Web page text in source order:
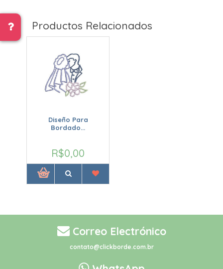
Productos Relacionados
Diseño Para
Bordado...
R$0,00
Correo Electrónico
contato@clickborde.com.br